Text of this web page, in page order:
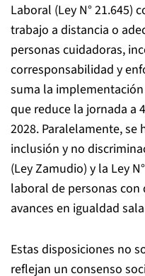
Laboral (Ley N° 21.645)
trabajo a distancia o
personas cuidadoras,
corresponsabilidad y
suma la
que reduce la jornada a
2028. Paralelamente,
inclusión y no
(Ley Zamudio) y la Ley
laboral de personas
avances en igualdad
Estas disposiciones no
reflejan un consenso